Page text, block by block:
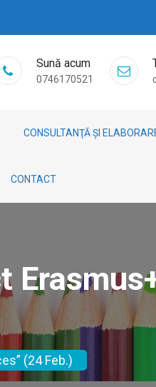
Sună acum
0746170521
CONSULTANŢĂ ȘI
CONTACT
(24 Feb.)